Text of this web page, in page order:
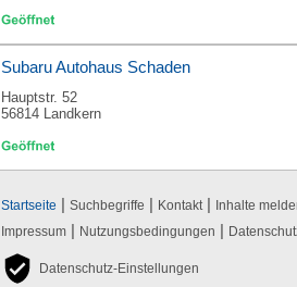
Subaru Autohaus Schaden
Hauptstr. 52
56814 Landkern
Startseite | Suchbegriffe | Kontakt | Inhalte
Impressum | Nutzungsbedingungen |
Datenschutz-Einstellungen